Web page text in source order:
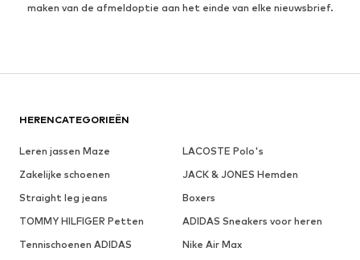
maken van de afmeldoptie aan het einde van elke nieuwsbrief.
HERENCATEGORIEËN
Leren jassen Maze
LACOSTE Polo's
Zakelijke schoenen
JACK & JONES Hemden
Straight leg jeans
Boxers
TOMMY HILFIGER Petten
ADIDAS Sneakers voor heren
Tennischoenen ADIDAS
Nike Air Max